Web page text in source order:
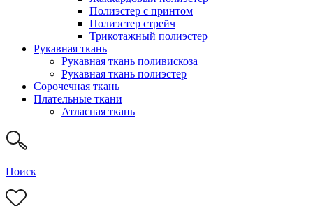
Полиэстер с принтом
Полиэстер стрейч
Трикотажный полиэстер
Рукавная ткань
Рукавная ткань поливискоза
Рукавная ткань полиэстер
Сорочечная ткань
Плательные ткани
Атласная ткань
Поиск